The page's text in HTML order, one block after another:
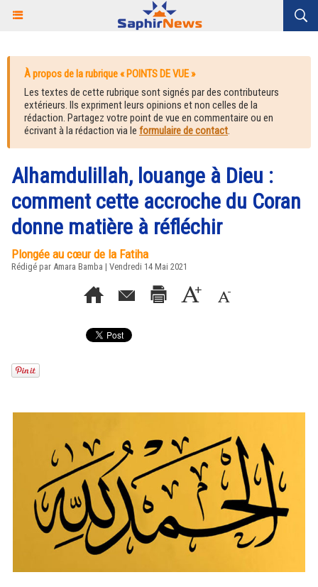
À propos de la rubrique « POINTS DE VUE »
Les textes de cette rubrique sont signés par des contributeurs
extérieurs. Ils expriment leurs opinions et non celles de la
rédaction. Partagez votre point de vue en commentaire ou en
écrivant à la rédaction via le formulaire de contact.
Alhamdulillah, louange à Dieu :
comment cette accroche du Coran
donne matière à réfléchir
Plongée au cœur de la Fatiha
Rédigé par Amara Bamba | Vendredi 14 Mai 2021